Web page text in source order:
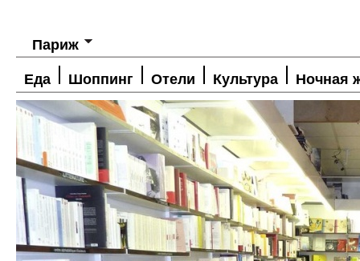
Париж
Еда Шоппинг Отели Культура Ночная